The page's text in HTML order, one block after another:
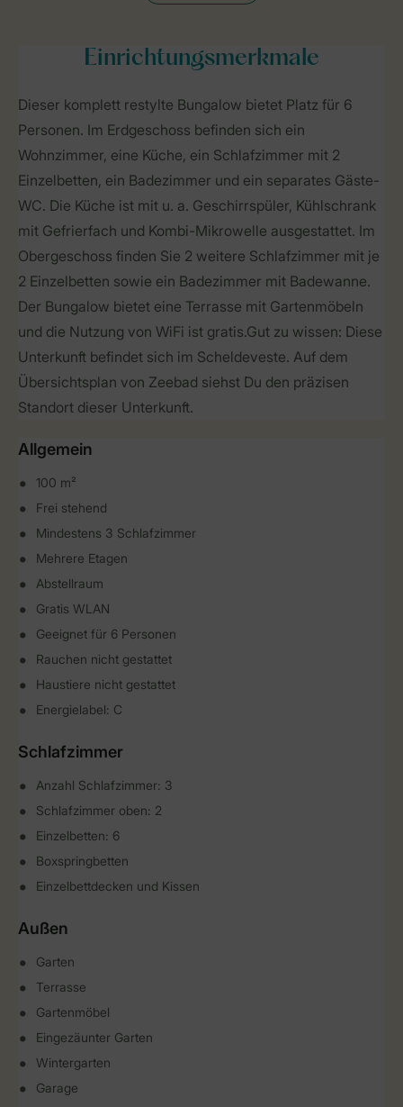
Einrichtungsmerkmale
Dieser komplett restylte Bungalow bietet Platz für 6
Personen. Im Erdgeschoss befinden sich ein
Wohnzimmer, eine Küche, ein Schlafzimmer mit 2
Einzelbetten, ein Badezimmer und ein separates Gäste-
WC. Die Küche ist mit u. a. Geschirrspüler, Kühlschrank
mit Gefrierfach und Kombi-Mikrowelle ausgestattet. Im
Obergeschoss finden Sie 2 weitere Schlafzimmer mit je
2 Einzelbetten sowie ein Badezimmer mit Badewanne.
Der Bungalow bietet eine Terrasse mit Gartenmöbeln
und die Nutzung von WiFi ist gratis. Gut zu wissen: Diese
Unterkunft befindet sich im Scheldeveste. Auf dem
Übersichtsplan von Zeebad siehst Du den präzisen
Standort dieser Unterkunft.
Allgemein
100 m²
Frei stehend
Mindestens 3 Schlafzimmer
Mehrere Etagen
Abstellraum
Gratis WLAN
Geeignet für 6 Personen
Rauchen nicht gestattet
Haustiere nicht gestattet
Energielabel: C
Schlafzimmer
Anzahl Schlafzimmer: 3
Schlafzimmer oben: 2
Einzelbetten: 6
Boxspringbetten
Einzelbettdecken und Kissen
Außen
Garten
Terrasse
Gartenmöbel
Eingezäunter Garten
Wintergarten
Garage